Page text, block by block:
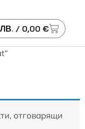
ЛВ. / 0,00 €
отговарящи